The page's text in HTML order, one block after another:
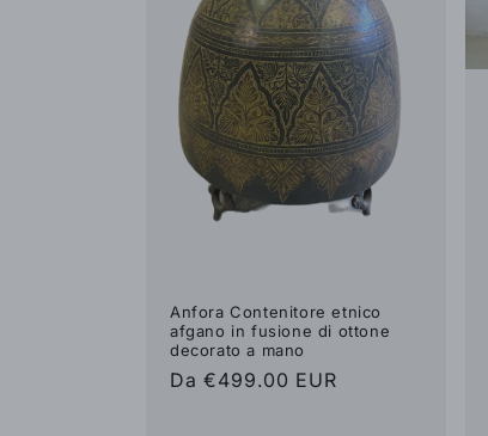
Anfora Contenitore etnico
afgano in fusione di ottone
decorato a mano
Prezzo
Da €499.00 EUR